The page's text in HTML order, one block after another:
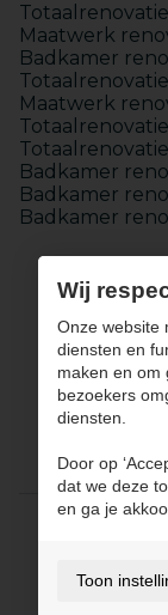
Maatwerk
Badkamer
Maatwerk
Badkamer
Badkamer
Badkamer
Wij
Onze website
diensten en
maken en om
bezoekers
diensten.
Door op
dat we deze
en ga je
Toon